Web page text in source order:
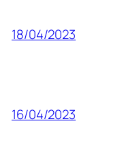
18/04/2023
16/04/2023